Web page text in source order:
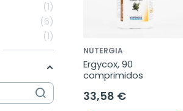
1
6
1
NUTERGIA
Ergycox, 90
comprimidos
33,58 €